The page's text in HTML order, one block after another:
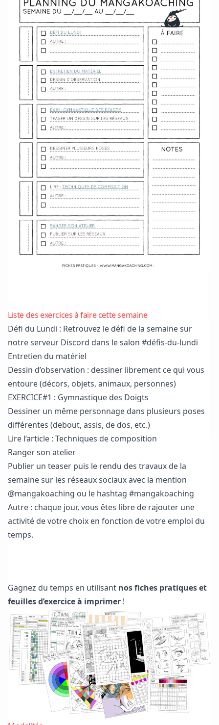
Liste des exercices à faire cette semaine
Défi du Lundi : Retrouvez le défi de la semaine sur
notre serveur Discord dans le salon #défis-du-lundi
Entretien du matériel
Dessin d’observation : dessiner librement ce qui vous
entoure (décors, objets, animaux, personnes)
EXERCICE#1 : Gymnastique des Doigts
Dessiner un même personnage dans plusieurs poses
différentes (debout, assis, de dos, etc.)
Lire l’article : Techniques de composition
Ranger son atelier
Publier un teaser puis le rendu des travaux de la
semaine sur les réseaux sociaux avec la mention
@mangakoaching ou le hashtag #mangakoaching
Autre : chaque jour, vous êtes libre de rajouter une
activité de votre choix en fonction de votre emploi du
temps.
Gagnez du temps en utilisant nos fiches pratiques et
feuilles d’exercice à imprimer !